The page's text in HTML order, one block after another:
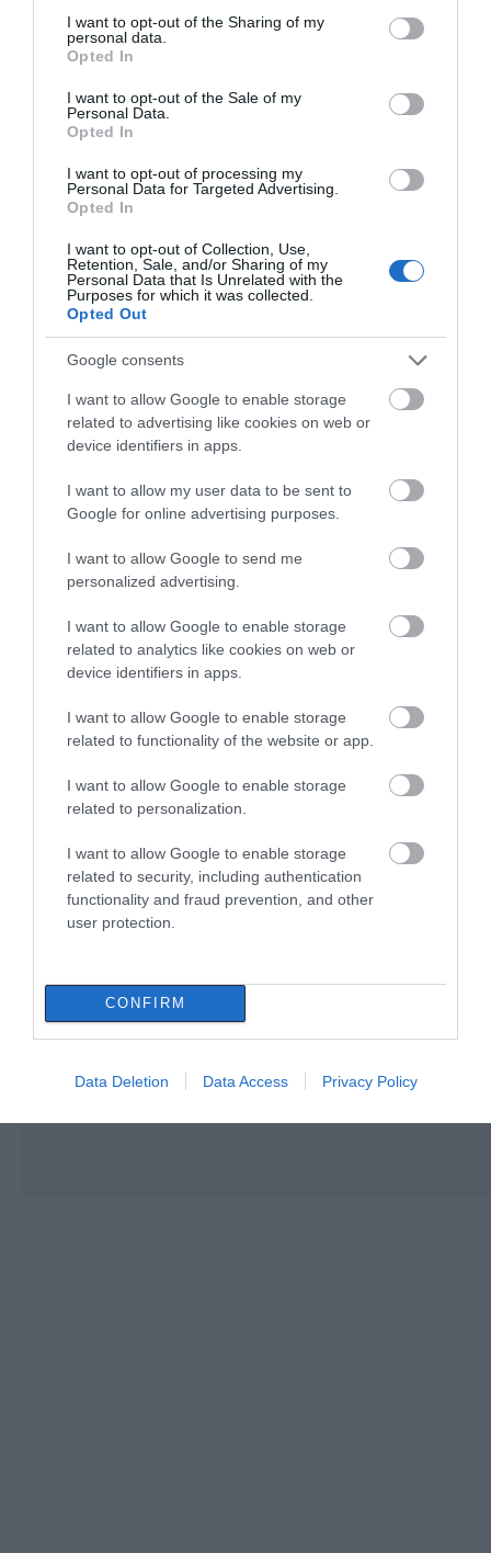
not limited to your visit or usage behaviour. You may click to
grant or deny consent to Google and its third-party tags to
use your data for below specified purposes in below Google
consent section.
I want to opt-out of the Sharing of my
personal data.
Opted In
I want to opt-out of the Sale of my
Personal Data.
Opted In
I want to opt-out of processing my
Personal Data for Targeted Advertising.
Opted In
I want to opt-out of Collection, Use,
Retention, Sale, and/or Sharing of my
Personal Data that Is Unrelated with the
Purposes for which it was collected.
Opted Out
Google consents
I want to allow Google to enable storage
related to advertising like cookies on web or
device identifiers in apps.
I want to allow my user data to be sent to
Google for online advertising purposes.
I want to allow Google to send me
personalized advertising.
I want to allow Google to enable storage
related to analytics like cookies on web or
device identifiers in apps.
I want to allow Google to enable storage
related to functionality of the website or app.
I want to allow Google to enable storage
related to personalization.
I want to allow Google to enable storage
related to security, including authentication
functionality and fraud prevention, and other
user protection.
CONFIRM
Data Deletion Data Access Privacy Policy
09.08.2026 | 08:40
Καιρός: Καύσωνας και πολλά
μποφόρ σήμερα στην Εύβοια
09.08.2026 | 08:20
«Κόκκινος» συναγερμός σήμερα
09.08.2026 | 08:00
Φωτιά στην Εύβοια σε ξερά χόρτα
09.08.2026 | 00:10
Ρίγη συγκίνησης στην Εύβοια! Η
στη μεγάλη πανήγυρη της
Μεταμορφώσεως
Φάνης Σπανός: 500.000 € για την
ενεργειακή αναβάθμιση του 4ου
08.08.2026 | 20:40
Α. Ο. Χαλκίς: Πρώτο
αγωνιστική περίοδο –
ανακοίνωση για το
βουλευτή Σίμο
αναφέρει
Έσπασαν πιάτα στο
Βίντεο από τη Σύμη
Μητροπολίτης – Η
κίνηση του κ.
Χρυσόστομου μέσα στο
γήπεδο που συγκίνησε
(vid)